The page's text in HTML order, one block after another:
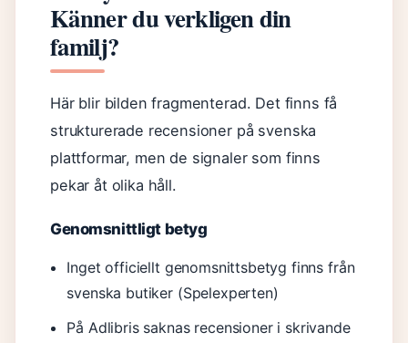
Känner du verkligen din
familj?
Här blir bilden fragmenterad. Det finns få
strukturerade recensioner på svenska
plattformar, men de signaler som finns
pekar åt olika håll.
Genomsnittligt betyg
Inget officiellt genomsnittsbetyg finns från
svenska butiker (Spelexperten)
På Adlibris saknas recensioner i skrivande